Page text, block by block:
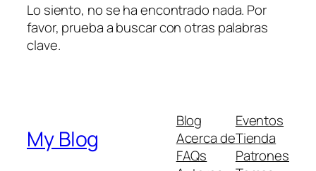
Lo siento, no se ha encontrado nada. Por
favor, prueba a buscar con otras palabras
clave.
My Blog
Blog
Acerca de
FAQs
Eventos
Tienda
Patrones